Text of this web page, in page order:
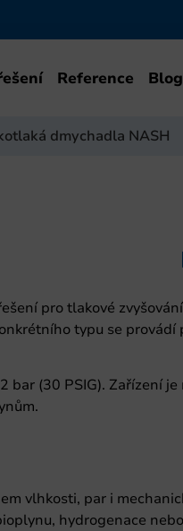
Reference Blog
dmychadla NASH
pro tlakové
typu se
(30 PSIG). Zařízení je
vlhkosti, par i
hydrogenace